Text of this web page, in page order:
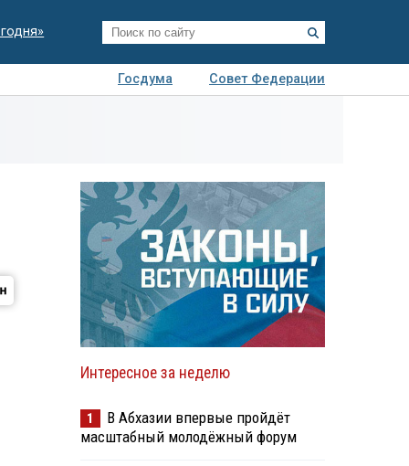
Госдума
Совет Федерации
Интересное за неделю
1
В Абхазии впервые пройдёт
масштабный молодёжный форум